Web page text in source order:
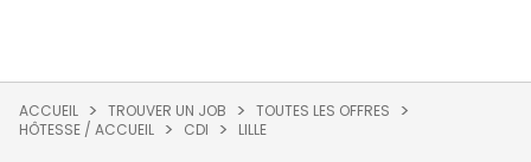
ACCUEIL TROUVER UN JOB
TOUTES LES OFFRES
HÔTESSE / ACCUEIL
CDI LILLE